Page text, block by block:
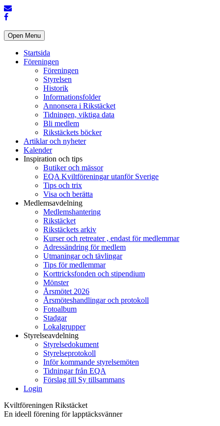
Open Menu
Startsida
Föreningen
Föreningen
Styrelsen
Historik
Informationsfolder
Annonsera i Rikstäcket
Tidningen, viktiga data
Bli medlem
Rikstäckets böcker
Artiklar och nyheter
Kalender
Inspiration och tips
Butiker och mässor
EQA Kviltföreningar utanför Sverige
Tips och trix
Visa och berätta
Medlemsavdelning
Medlemshantering
Rikstäcket
Rikstäckets arkiv
Kurser och retreater , endast för medlemmar
Adressändring för medlem
Utmaningar och tävlingar
Tips för medlemmar
Korttricksfonden och stipendium
Mönster
Årsmötet 2026
Årsmöteshandlingar och protokoll
Fotoalbum
Stadgar
Lokalgrupper
Styrelseavdelning
Styrelsedokument
Styrelseprotokoll
Inför kommande styrelsemöten
Tidningar från EQA
Förslag till Sy tillsammans
Login
Kviltföreningen Rikstäcket
En ideell förening för lapptäcksvänner